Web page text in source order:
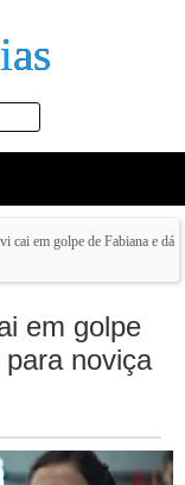
cai em golpe de Fabiana e dá
em golpe
noviça